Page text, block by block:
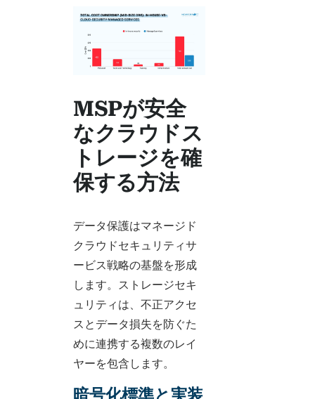
MSPが安全
なクラウドス
トレージを確
保する方法
データ保護はマネージド
クラウドセキュリティサ
ービス戦略の基盤を形成
します。ストレージセキ
ュリティは、不正アクセ
スとデータ損失を防ぐた
めに連携する複数のレイ
ヤーを包含します。
暗号化標準と実装